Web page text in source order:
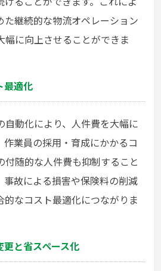
た継続的な物流オペレーション
幅に向上させることができま
最適化
自動化により、人件費を大幅に
作業員の採用・育成にかかるコ
付随的な人件費も抑制すること
事故による損害や保険料の削減
的なコスト最適化につながりま
と省スペース化